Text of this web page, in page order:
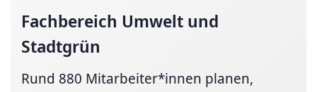
Fachbereich Umwelt und
Stadtgrün
Rund 880 Mitarbeiter*innen planen,